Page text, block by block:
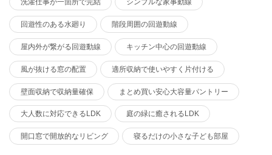
洗濯仕事が一箇所で完結 シンプルな家事動線
回遊性のある水廻り 階段周囲の回遊動線
屋内外が繋がる回遊動線 キッチン中心の回遊動線
風が抜ける窓の配置 適所収納で使いやすく片付ける
壁面収納で収納量確保 まとめ買い安心大容量パントリー
大人数に対応できるLDK 庭の緑に癒されるLDK
開口窓で開放的なリビング 寝るだけの小さな子ども部屋